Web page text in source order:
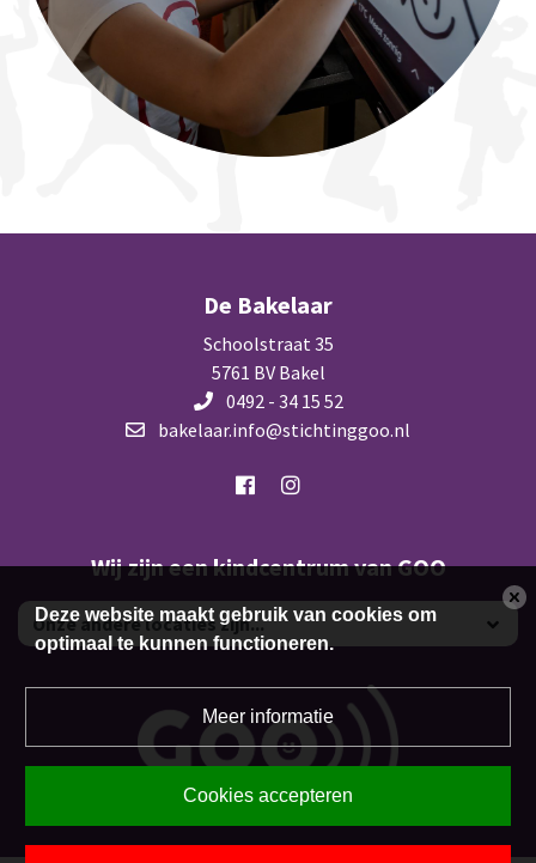
De Bakelaar
Schoolstraat 35
5761 BV Bakel
0492 - 34 15 52
bakelaar.info@stichtinggoo.nl
Wij zijn een kindcentrum van GOO
Deze website maakt gebruik van cookies om
optimaal te kunnen functioneren.
Meer informatie
Cookies accepteren